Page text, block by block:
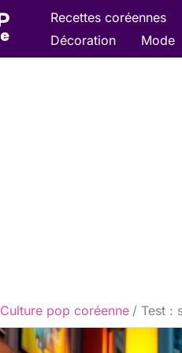
Recettes coréennes
Décoration
Mode
Culture pop coréenne Test :